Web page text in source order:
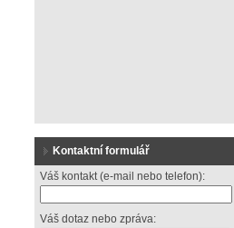
Kontaktní formulář
Váš kontakt (e-mail nebo telefon):
Váš dotaz nebo zpráva: